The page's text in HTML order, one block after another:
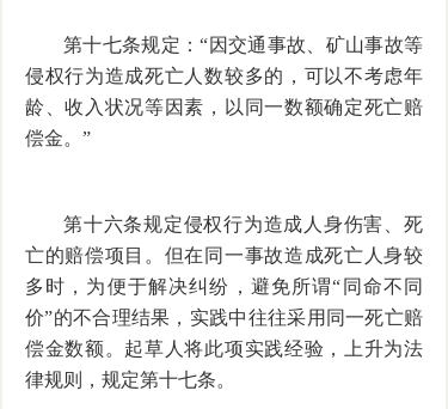
第十七条规定：“因交通事故、矿山事故等
侵权行为造成死亡人数较多的，可以不考虑年
龄、收入状况等因素，以同一数额确定死亡赔
偿金。”
第十六条规定侵权行为造成人身伤害、死
亡的赔偿项目。但在同一事故造成死亡人身较
多时，为便于解决纠纷，避免所谓“同命不同
价”的不合理结果，实践中往往采用同一死亡赔
偿金数额。起草人将此项实践经验，上升为法
律规则，规定第十七条。